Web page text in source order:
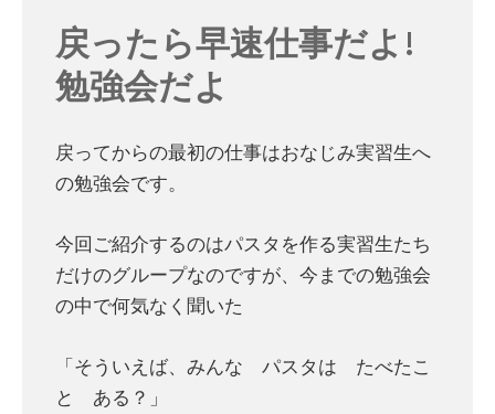
戻ったら早速仕事だよ!
勉強会だよ
戻ってからの最初の仕事はおなじみ実習生へ
の勉強会です。
今回ご紹介するのはパスタを作る実習生たち
だけのグループなのですが、今までの勉強会
の中で何気なく聞いた
「そういえば、みんな パスタは たべたこ
と ある？」